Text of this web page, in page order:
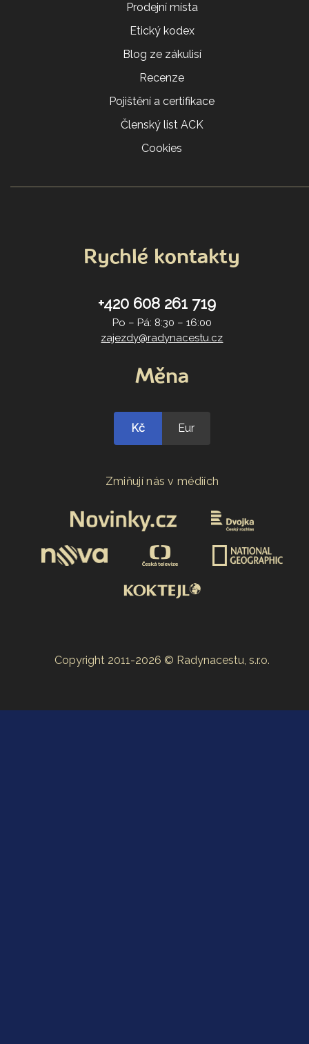
Prodejní místa
Etický kodex
Blog ze zákulisí
Recenze
Pojištění a certifikace
Členský list ACK
Cookies
Rychlé kontakty
+420 608 261 719
Po – Pá: 8:30 – 16:00
zajezdy@radynacestu.cz
Měna
Kč Eur
Zmiňují nás v médiích
Copyright 2011-2026 © Radynacestu, s.r.o.